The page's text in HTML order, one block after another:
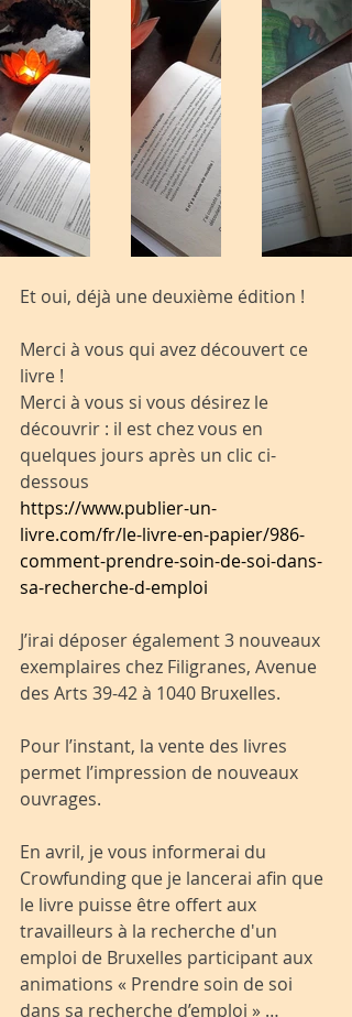
Et oui, déjà une deuxième édition !
Merci à vous qui avez découvert ce
livre !
Merci à vous si vous désirez le
découvrir : il est chez vous en
quelques jours après un clic ci-
dessous
https://www.publier-un-
livre.com/fr/le-livre-en-papier/986-
comment-prendre-soin-de-soi-dans-
sa-recherche-d-emploi
J’irai déposer également 3 nouveaux
exemplaires chez Filigranes, Avenue
des Arts 39-42 à 1040 Bruxelles.
Pour l’instant, la vente des livres
permet l’impression de nouveaux
ouvrages.
En avril, je vous informerai du
Crowfunding que je lancerai afin que
le livre puisse être offert aux
travailleurs à la recherche d'un
emploi de Bruxelles participant aux
animations « Prendre soin de soi
dans sa recherche d’emploi » …